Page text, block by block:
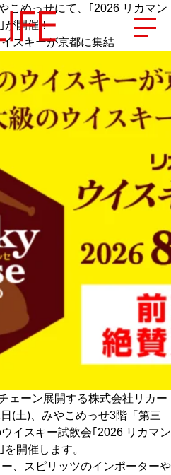
す
ト応募
こめっせにて、｢2026 リカマン
が開催！
スキーが京都に集結
ェーン展開する株式会社リカー
(土)、みやこめっせ3階「第三
イスキー試飲会｢2026 リカマン
開催します。
、スピリッツのインポーターや